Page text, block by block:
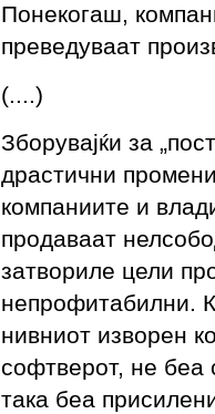
Понекогаш,
преведуваат
(....)
Зборувајќи за
драстични
компаниите и
продаваат
затвориле цели
непрофитабилни.
нивниот изворен
софтверот, не беа
така беа